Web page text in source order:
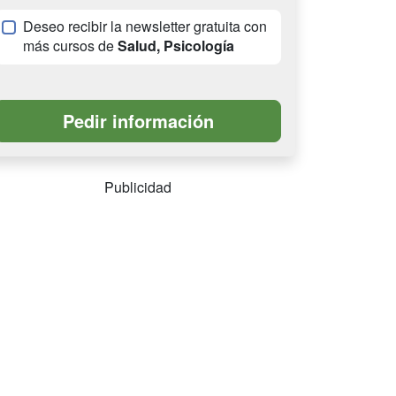
Deseo recibir la newsletter gratuita con
más cursos deSalud, Psicología
Publicidad